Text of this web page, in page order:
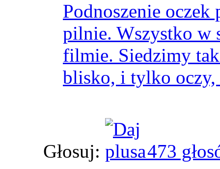
Podnoszenie
pilnie. Wszystko w
filmie. Siedzimy
blisko, i tylko oczy,
Głosuj: 473